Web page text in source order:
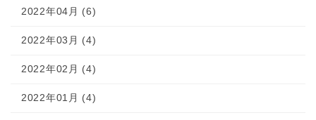
2022年04月 (6)
2022年03月 (4)
2022年02月 (4)
2022年01月 (4)